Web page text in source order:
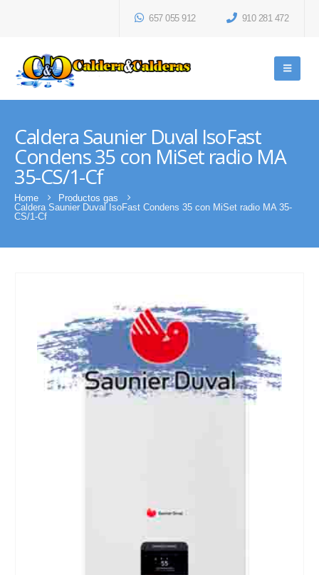
657 055 912 910 281 472
Caldera Saunier Duval IsoFast
Condens 35 con MiSet radio MA
35-CS/1-Cf
Home
Productos gas
Caldera Saunier Duval IsoFast Condens 35 con MiSet radio MA 35-
CS/1-Cf